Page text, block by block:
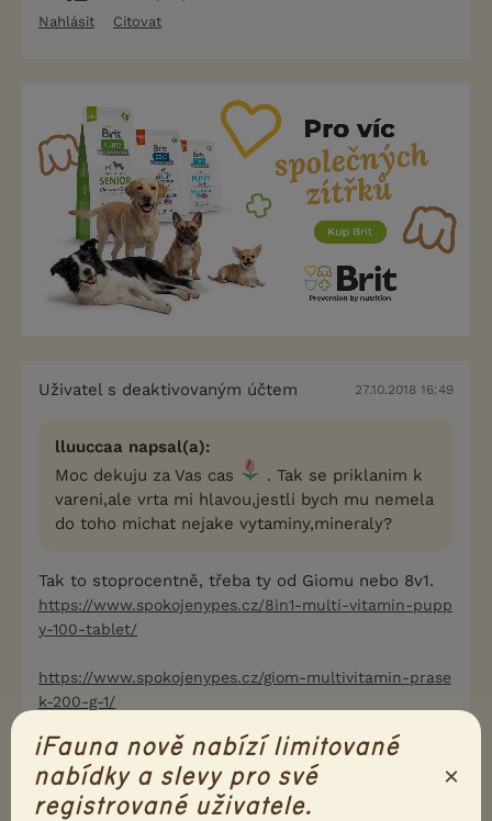
Nahlásit
Citovat
Uživatel s deaktivovaným účtem 27.10.2018 16:49
lluuccaa napsal(a):
Moc dekuju za Vas cas
. Tak se priklanim k
vareni,ale vrta mi hlavou,jestli bych mu nemela
do toho michat nejake vytaminy,mineraly?
Tak to stoprocentně, třeba ty od Giomu nebo 8v1.
https://www.spokojenypes.cz/8in1-multi-vitamin-pupp
y-100-tablet/
https://www.spokojenypes.cz/giom-multivitamin-prase
k-200-g-1/
0
Kvalitní příspěvek
Nahlásit
Citovat
iFauna nově nabízí limitované
nabídky a slevy pro své
registrované uživatele.
×